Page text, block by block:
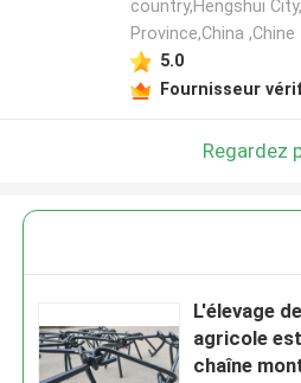
country,Hengshui
Province,China ,Chine
5.0
Fournisseur
Regardez
L'élevage
agricole
chaîne